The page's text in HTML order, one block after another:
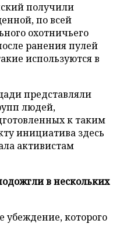
получили
по всей
охотничьего
ранения пулей
используются в
представляли
людей,
к таким
инициатива здесь
активистам
в нескольких
убеждение, которого